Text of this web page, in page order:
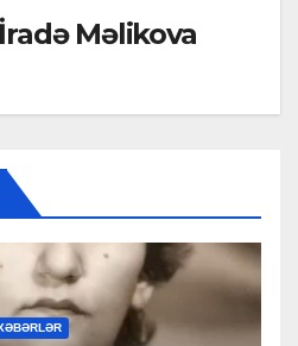
İradə Məlikova